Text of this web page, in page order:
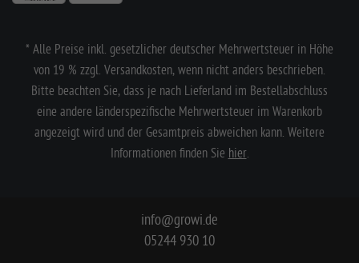
* Alle Preise inkl. gesetzlicher deutscher Mehrwertsteuer in Höhe
von 19 % zzgl. Versandkosten, wenn nicht anders beschrieben.
Bitte beachten Sie, dass je nach Lieferland im Bestellabschluss
eine andere länderspezifische Mehrwertsteuer im Warenkorb
angezeigt wird und der Gesamtpreis abweichen kann. Weitere
Informationen finden Sie hier.
info@growi.de
05244 930 10